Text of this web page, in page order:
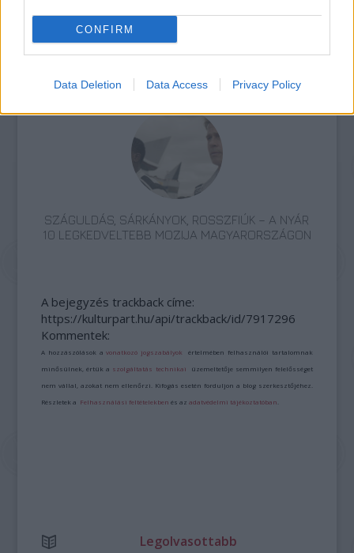
CONFIRM
Data Deletion Data Access Privacy Policy
TERMÉSZETFELETTI ERŐK ÉS ELFELEDETT
NYOMÁBAN MAGYAR ELŐZETESE
SZÁGULDÁS, SÁRKÁNYOK, ROSSZFIÚK – A NYÁR
10 LEGKEDVELTEBB MOZIJA MAGYARORSZÁGON
A bejegyzés trackback címe:
https://kulturpart.hu/api/trackback/id/7917296
Kommentek:
A hozzászólások avonatkozó jogszabályok értelmében felhasználói tartalomnak
minősülnek, értük a szolgáltatás technikai üzemeltetője semmilyen felelősséget
nem vállal, azokat nem ellenőrzi. Kifogás esetén forduljon a blog szerkesztőjéhez.
Részletek a Felhasználási feltételekben és azadatvédelmi tájékoztatóban
Legolvasottabb